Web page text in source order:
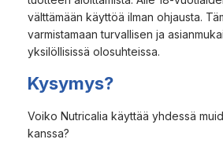
välttämään käyttöä ilman ohjausta.
varmistamaan turvallisen ja
yksilöllisissä olosuhteissa.
Kysymys?
Voiko Nutricalia käyttää yhdessä
kanssa?